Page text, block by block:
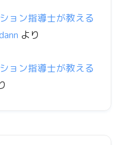
ョン指導士が教える
より
ョン指導士が教える